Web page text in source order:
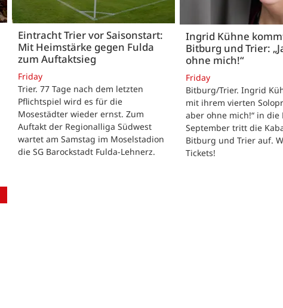
Eintracht Trier vor Saisonstart:
Mit Heimstärke gegen Fulda
zum Auftaktsieg
Friday
Trier. 77 Tage nach dem letzten
Pflichtspiel wird es für die
Mosestädter wieder ernst. Zum
Auftakt der Regionalliga Südwest
wartet am Samstag im Moselstadion
die SG Barockstadt Fulda-Lehnerz.
Ingrid Kühne
Bitburg und Trier:
ohne mich!“
Friday
Bitburg/Trier. Ingrid
mit ihrem vierten
aber ohne mich!“ in die
September tritt die
Bitburg und Trier auf.
Tickets!